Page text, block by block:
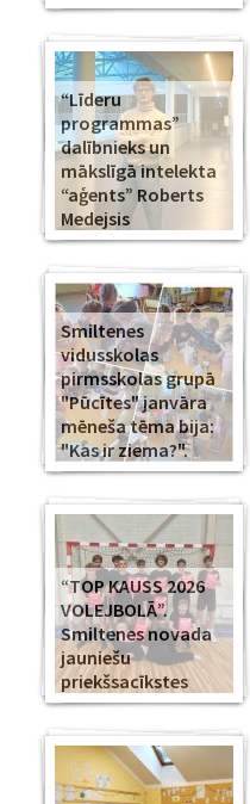
“Līderu
programmas”
dalībnieks un
mākslīgā intelekta
“aģents” Roberts
Medejsis
Smiltenes
vidusskolas
pirmsskolas grupā
"Pūcītes" janvāra
mēneša tēma bija:
"Kas ir ziema?".
“TOP KAUSS 2026
VOLEJBOLĀ”.
Smiltenes novada
jauniešu
priekšsacīkstes